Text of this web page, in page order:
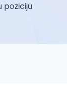
poziciju